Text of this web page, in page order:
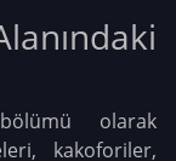
olarak
kakoforiler,